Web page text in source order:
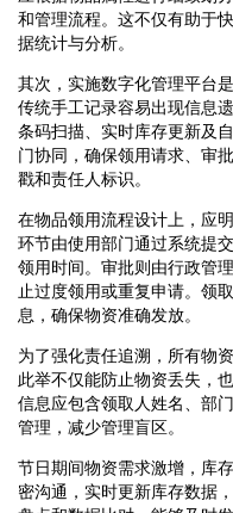
和管理流程。这不仅有助于
据统计与分析。
其次，实施数字化管理平台
传统手工记录容易出现信息
条码扫描、实时库存更新及
门协同，确保领用请求、审
戳和责任人标识。
在物品领用流程设计上，应
环节由使用部门通过系统提
领用时间。审批则由行政管
止过度领用或重复申请。领
息，确保物资准确发放。
为了强化责任追溯，所有物
此举不仅能防止物资丢失，
信息应包含领取人姓名、部
管理，减少管理盲区。
节日期间物资需求激增，库
密沟通，实时更新库存数据